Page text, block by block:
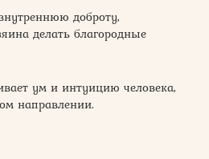
доброту,
делать благородные
ум и интуицию человека,
направлении.